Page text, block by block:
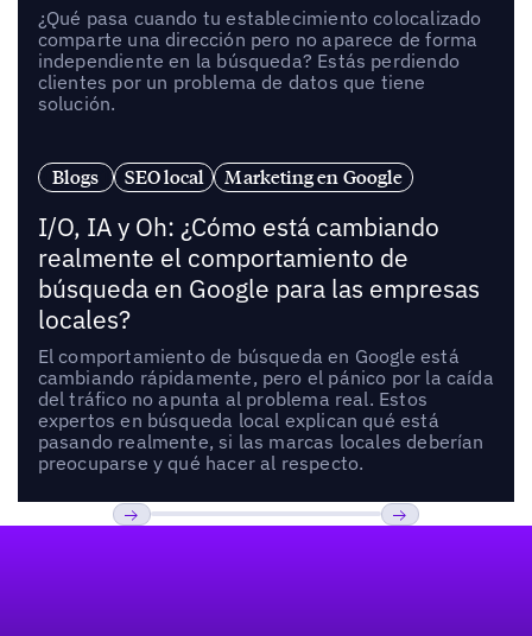
¿Qué pasa cuando tu establecimiento colocalizado
comparte una dirección pero no aparece de forma
independiente en la búsqueda? Estás perdiendo
clientes por un problema de datos que tiene
solución.
Blogs SEO local Marketing en Google
I/O, IA y Oh: ¿Cómo está cambiando
realmente el comportamiento de
búsqueda en Google para las empresas
locales?
El comportamiento de búsqueda en Google está
cambiando rápidamente, pero el pánico por la caída
del tráfico no apunta al problema real. Estos
expertos en búsqueda local explican qué está
pasando realmente, si las marcas locales deberían
preocuparse y qué hacer al respecto.